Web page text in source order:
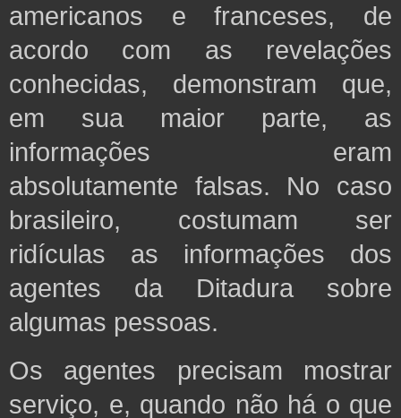
americanos e franceses, de
acordo com as revelações
conhecidas, demonstram que,
em sua maior parte, as
informações eram
absolutamente falsas. No caso
brasileiro, costumam ser
ridículas as informações dos
agentes da Ditadura sobre
algumas pessoas.
Os agentes precisam mostrar
serviço, e, quando não há o que